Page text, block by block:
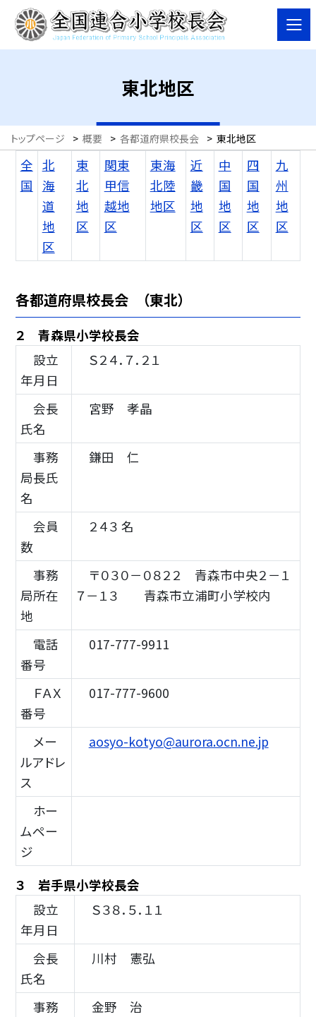
東北地区
トップページ > 概要 > 各都道府県校長会 > 東北地区
全
国
北
海
道
地
区
東
北
地
区
関東
甲信
越地
区
東海
北陸
地区
近
畿
地
区
中
国
地
区
四
国
地
区
九
州
地
区
各都道府県校長会 （東北）
２ 青森県小学校長会
設立
年月日
Ｓ２４．７．２１
会長
氏名
宮野 孝晶
事務
局長氏
名
鎌田 仁
会員
数
２４３ 名
事務
局所在
地
〒０３０－０８２２ 青森市中央２－１
７－１３ 青森市立浦町小学校内
電話
番号
017-777-9911
ＦＡＸ
番号
017-777-9600
メー
ルアドレ
ス
aosyo-kotyo@aurora.ocn.ne.jp
ホー
ムペー
ジ
３ 岩手県小学校長会
設立
年月日
Ｓ３８．５．１１
会長
氏名
川村 憲弘
事務
金野 治